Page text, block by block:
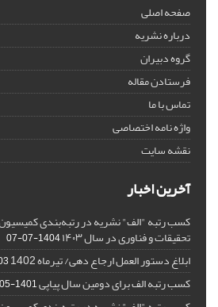
صفحه اصلی
درباره نشریه
گروه دبیران
فرستادن مقاله
تماس با ما
واژه نامه اختصاصی
نقشه سایت
آخرین اخبار
کسب رتبه "الف" نشریه در رتبه‌بندی
تحقیقات و فناوری در سال ۱۴۰۳ 1404-07-07
ابلاغ دستور العمل ارجاع دهی/ تیرماه 1402 11
کسب رتبه الف برای دومین سال پیاپی1401-05-19